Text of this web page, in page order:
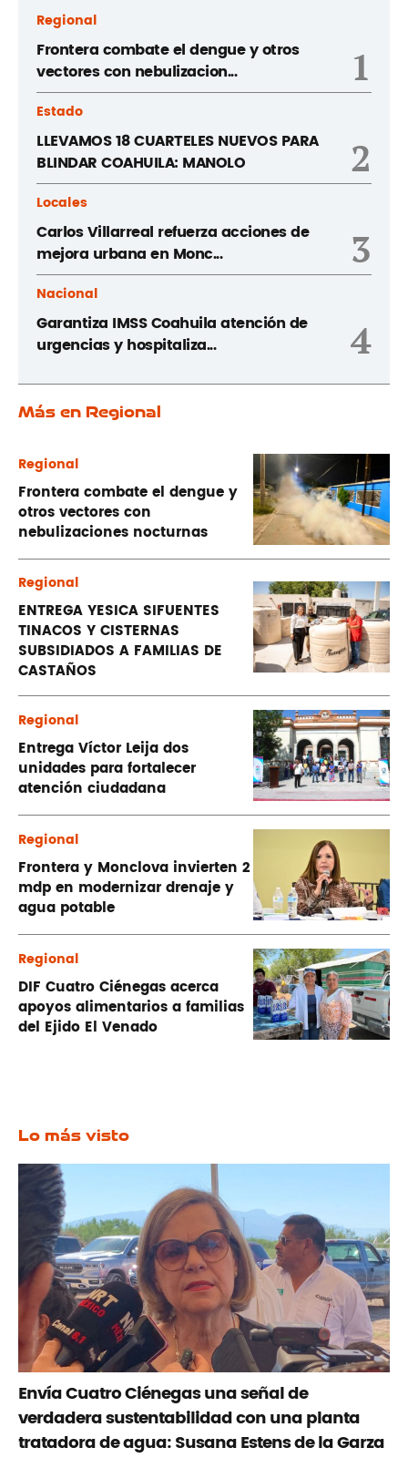
Regional
Frontera combate el dengue y otros
vectores con nebulizacion...
1
Estado
LLEVAMOS 18 CUARTELES NUEVOS PARA
BLINDAR COAHUILA: MANOLO
2
Locales
Carlos Villarreal refuerza acciones de
mejora urbana en Monc...
3
Nacional
Garantiza IMSS Coahuila atención de
urgencias y hospitaliza...
4
Más en Regional
Regional
Frontera combate el dengue y
otros vectores con
nebulizaciones nocturnas
Regional
ENTREGA YESICA SIFUENTES
TINACOS Y CISTERNAS
SUBSIDIADOS A FAMILIAS DE
CASTAÑOS
Regional
Entrega Víctor Leija dos
unidades para fortalecer
atención ciudadana
Regional
Frontera y Monclova invierten 2
mdp en modernizar drenaje y
agua potable
Regional
DIF Cuatro Ciénegas acerca
apoyos alimentarios a familias
del Ejido El Venado
Lo más visto
Envía Cuatro Ciénegas una señal de
verdadera sustentabilidad con una planta
tratadora de agua: Susana Estens de la Garza